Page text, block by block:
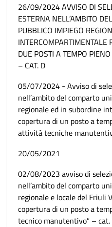
26/09/2024 AVVISO DI
ESTERNA NELL’AMBITO
PUBBLICO IMPIEGO
INTERCOMPARTIMENTALE
DUE POSTI A TEMPO
– CAT. D
05/07/2024 - Avviso di
nell’ambito del comparto
regionale ed in subordine
copertura di un posto a
attività tecniche
20/05/2021
02/08/2023 avviso di
nell’ambito del comparto
regionale e locale del Friuli
copertura di un posto a
tecnico manutentivo” – cat.